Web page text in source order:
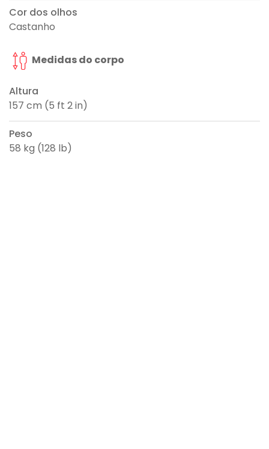
Cor dos olhos
Castanho
Medidas do corpo
Altura
157 cm (5 ft 2 in)
Peso
58 kg (128 lb)